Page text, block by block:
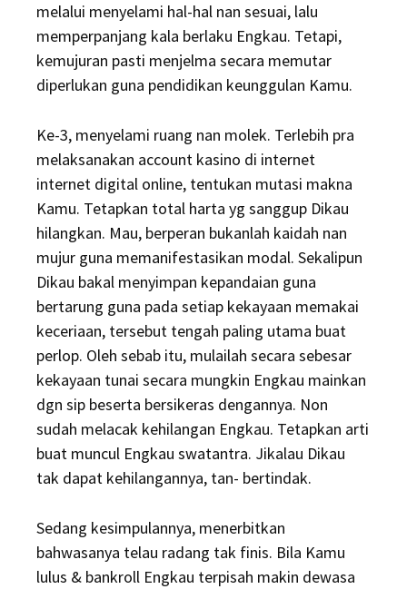
melalui menyelami hal-hal nan sesuai, lalu
memperpanjang kala berlaku Engkau. Tetapi,
kemujuran pasti menjelma secara memutar
diperlukan guna pendidikan keunggulan Kamu.
Ke-3, menyelami ruang nan molek. Terlebih pra
melaksanakan account kasino di internet
internet digital online, tentukan mutasi makna
Kamu. Tetapkan total harta yg sanggup Dikau
hilangkan. Mau, berperan bukanlah kaidah nan
mujur guna memanifestasikan modal. Sekalipun
Dikau bakal menyimpan kepandaian guna
bertarung guna pada setiap kekayaan memakai
keceriaan, tersebut tengah paling utama buat
perlop. Oleh sebab itu, mulailah secara sebesar
kekayaan tunai secara mungkin Engkau mainkan
dgn sip beserta bersikeras dengannya. Non
sudah melacak kehilangan Engkau. Tetapkan arti
buat muncul Engkau swatantra. Jikalau Dikau
tak dapat kehilangannya, tan- bertindak.
Sedang kesimpulannya, menerbitkan
bahwasanya telau radang tak finis. Bila Kamu
lulus & bankroll Engkau terpisah makin dewasa